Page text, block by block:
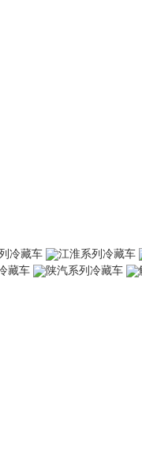
冷藏车
江淮系列冷藏车
藏车 陕汽系列冷藏车